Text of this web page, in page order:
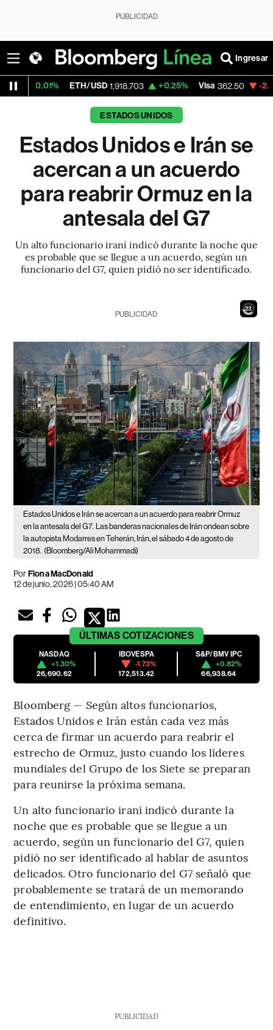
PUBLICIDAD
Ingresar
ETH/USD 1,918.703 +0.25% Visa 362.50 -2.15%
ESTADOS UNIDOS
Estados Unidos e Irán se
acercan a un acuerdo
para reabrir Ormuz en la
antesala del G7
Un alto funcionario iraní indicó durante la noche que
es probable que se llegue a un acuerdo, según un
funcionario del G7, quien pidió no ser identificado.
21
PUBLICIDAD
Estados Unidos e Irán se acercan a un acuerdo para reabrir Ormuz
en la antesala del G7. Las banderas nacionales de Irán ondean sobre
la autopista Modarres en Teherán, Irán, el sábado 4 de agosto de
2018. (Bloomberg/Ali Mohammadi)
PorFiona MacDonald
12 de junio, 2026 | 05:40 AM
ÚLTIMAS COTIZACIONES
NASDAQ
+1.30%
26,690.62
IBOVESPA
-1.73%
172,513.42
S&P/BMV IPC
+0.82%
66,938.64
Bloomberg — Según altos funcionarios,
Estados Unidos e Irán están cada vez más
cerca de firmar un acuerdo para reabrir el
estrecho de Ormuz, justo cuando los líderes
mundiales del Grupo de los Siete se preparan
para reunirse la próxima semana.
Un alto funcionario iraní indicó durante la
noche que es probable que se llegue a un
acuerdo, según un funcionario del G7, quien
pidió no ser identificado al hablar de asuntos
delicados. Otro funcionario del G7 señaló que
probablemente se tratará de un memorando
de entendimiento, en lugar de un acuerdo
definitivo.
PUBLICIDAD